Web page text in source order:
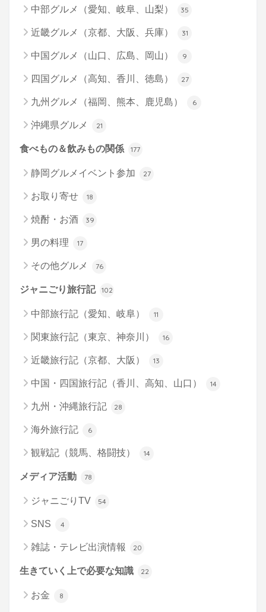
中部グルメ（愛知、岐阜、山梨） 35
近畿グルメ（京都、大阪、兵庫） 31
中国グルメ（山口、広島、岡山） 9
四国グルメ（高知、香川、徳島） 27
九州グルメ（福岡、熊本、鹿児島） 6
沖縄県グルメ 21
食べもの＆飲みもの関係 177
静岡グルメイベント参加 27
お取り寄せ 18
焼酎・お酒 39
男の料理 17
その他グルメ 76
ジャニごり旅行記 102
中部旅行記（愛知、岐阜） 11
関東旅行記（東京、神奈川） 16
近畿旅行記（京都、大阪） 13
中国・四国旅行記（香川、高知、山口） 14
九州・沖縄旅行記 28
海外旅行記 6
観戦記（競馬、格闘技） 14
メディア活動 78
ジャニごりTV 54
SNS 4
雑誌・テレビ出演情報 20
生きていく上で必要な知識 22
お金 8